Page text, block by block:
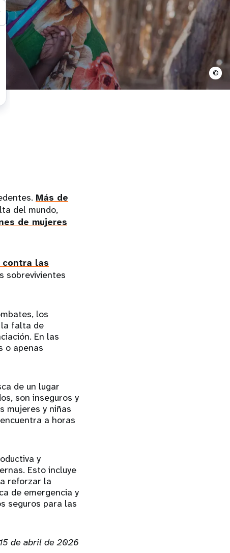
©
Más de
del mundo,
de mujeres
las
sobrevivientes
los
la falta de
En las
o apenas
de un lugar
son inseguros y
mujeres y niñas
a horas
y
Esto incluye
reforzar la
de emergencia y
seguros para las
de abril de 2026